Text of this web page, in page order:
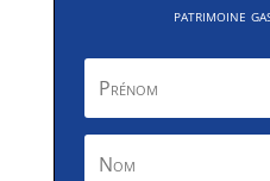
patrimoine